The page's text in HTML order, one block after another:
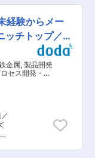
。
を
案
と経験からメー
チトップ／残
金属, 製品開発
セス開発・工
属・鉄鋼・ガ